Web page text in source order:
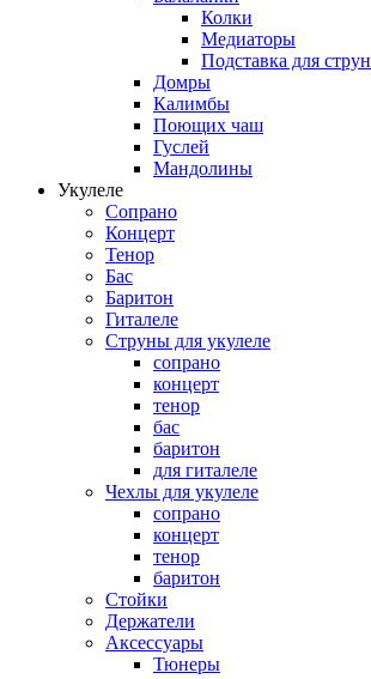
Колки
Медиаторы
Подставка для струн
Домры
Калимбы
Поющих чаш
Гуслей
Мандолины
Укулеле
Сопрано
Концерт
Тенор
Бас
Баритон
Гиталеле
Струны для укулеле
сопрано
концерт
тенор
бас
баритон
для гиталеле
Чехлы для укулеле
сопрано
концерт
тенор
баритон
Стойки
Держатели
Аксессуары
Тюнеры